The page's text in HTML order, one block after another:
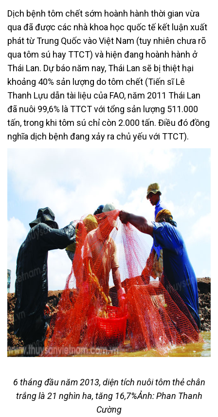
Dịch bệnh tôm chết sớm hoành hành thời gian vừa
qua đã được các nhà khoa học quốc tế kết luận xuất
phát từ Trung Quốc vào Việt Nam (tuy nhiên chưa rõ
qua tôm sú hay TTCT) và hiện đang hoành hành ở
Thái Lan. Dự báo năm nay, Thái Lan sẽ bị thiệt hại
khoảng 40% sản lượng do tôm chết (Tiến sĩ Lê
Thanh Lựu dẫn tài liệu của FAO, năm 2011 Thái Lan
đã nuôi 99,6% là TTCT với tổng sản lượng 511.000
tấn, trong khi tôm sú chỉ còn 2.000 tấn. Điều đó đồng
nghĩa dịch bệnh đang xảy ra chủ yếu với TTCT).
6 tháng đầu năm 2013, diện tích nuôi tôm thẻ chân
trắng là 21 nghìn ha, tăng 16,7%Ảnh: Phan Thanh
Cường